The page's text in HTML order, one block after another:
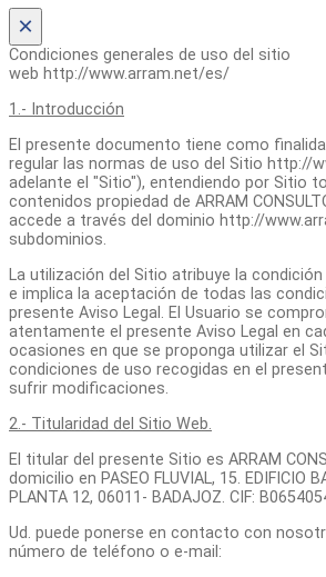
×
Condiciones generales de uso del sitio
web http://www.arram.net/es/
1.- Introducción
El presente documento tiene como
regular las normas de uso del Sitio http://
adelante el "Sitio"), entendiendo por Sitio
contenidos propiedad de ARRAM
accede a través del dominio http://
subdominios.
La utilización del Sitio atribuye la
e implica la aceptación de todas las
presente Aviso Legal. El Usuario se
atentamente el presente Aviso Legal en
ocasiones en que se proponga utilizar el
condiciones de uso recogidas en el
sufrir modificaciones.
2.- Titularidad del Sitio Web.
El titular del presente Sitio es ARRAM
domicilio en PASEO FLUVIAL, 15. EDIFICIO
PLANTA 12, 06011- BADAJOZ. CIF:
Ud. puede ponerse en contacto con
número de teléfono o e-mail: